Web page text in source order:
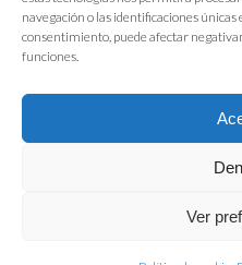
navegación o las identificaciones
consentimiento, puede afectar
funciones.
Ver
FIAB Federación Española de